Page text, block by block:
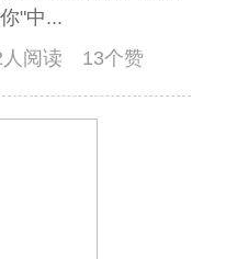
"中...
人阅读 13个赞